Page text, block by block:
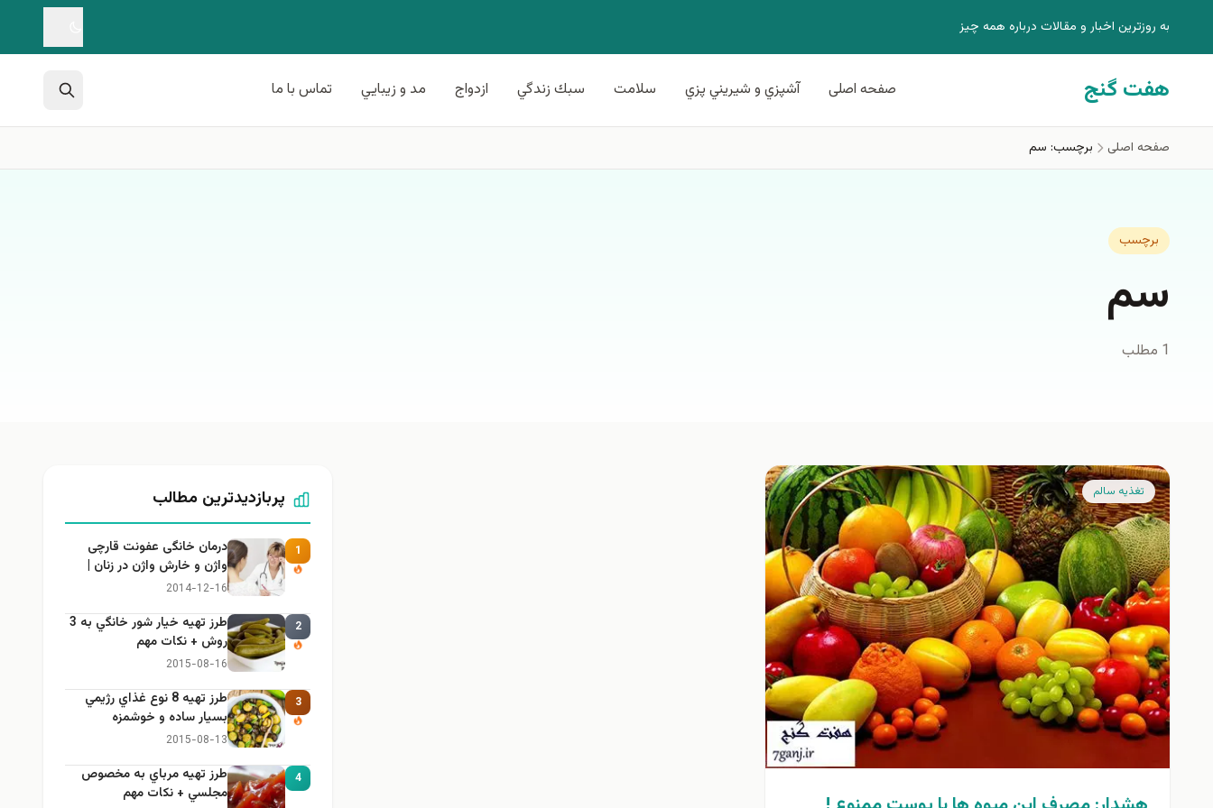
به روزترين اخبار و مقالات درباره همه چيز
هفت گنج صفحه اصلی آشپزي و شيريني پزي سلامت سبك زندگي ازدواج مد و زيبايي تماس با ما
صفحه اصلی برچسب: سم
برچسب
سم
1 مطلب
تغذيه سالم پربازدیدترین مطالب
1
درمان خانگی عفونت قارچی
واژن و خارش واژن در زنان |
راهنمای کامل، ایمن و کاربردی
2014-12-16
2
طرز تهيه خیار شور خانگي به 3
روش + نكات مهم
2015-08-16
3
طرز تهيه 8 نوع غذاي رژيمي
بسيار ساده و خوشمزه
2015-08-13
4
طرز تهيه مرباي به مخصوص
مجلسي + نكات مهم